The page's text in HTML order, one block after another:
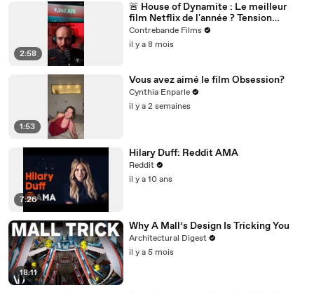
2:58
🚨 House of Dynamite : Le meilleur
film Netflix de l'année ? Tension
nucléaire et décision impossible 🎬
Contrebande Films
il y a 8 mois
1:53
Vous avez aimé le film Obsession?
Cynthia Enparle
il y a 2 semaines
7:26
Hilary Duff: Reddit AMA
Reddit
il y a 10 ans
18:11
Why A Mall’s Design Is Tricking You
Architectural Digest
il y a 5 mois